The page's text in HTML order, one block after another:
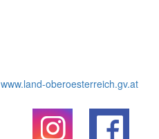
www.land-oberoesterreich.gv.at